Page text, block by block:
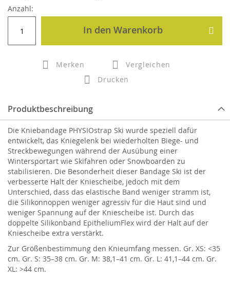
Anzahl:
In den Warenkorb
Merken
Vergleichen
Drucken
Produktbeschreibung
Die Kniebandage PHYSIOstrap Ski wurde speziell dafür
entwickelt, das Kniegelenk bei wiederholten Biege- und
Streckbewegungen während der Ausübung einer
Wintersportart wie Skifahren oder Snowboarden zu
stabilisieren. Die Besonderheit dieser Bandage Ski ist der
verbesserte Halt der Kniescheibe, jedoch mit dem
Unterschied, dass das elastische Band weniger stramm ist,
die Silikonnoppen weniger agressiv für die Haut sind und
weniger Spannung auf der Kniescheibe ist. Durch das
doppelte Silikonband EpitheliumFlex wird der Halt auf der
Kniescheibe extra verstärkt.
Zur Größenbestimmung den Knieumfang messen. Gr. XS: <35
cm. Gr. S: 35–38 cm. Gr. M: 38,1–41 cm. Gr. L: 41,1–44 cm. Gr.
XL: >44 cm.